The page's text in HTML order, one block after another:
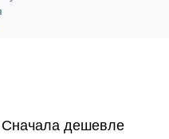
Сначала дешевле